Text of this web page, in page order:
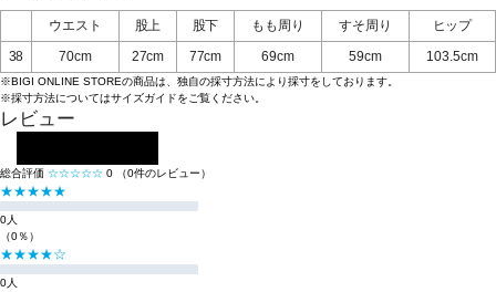
ウエスト 股上 股下 もも周り すそ周り
ヒップ
38
70cm 27cm 77cm 69cm 59cm 103.5cm
※BIGI ONLINE STOREの商品は、独自の採寸方法により採寸をしております。
※採寸方法についてはサイズガイドをご覧ください。
レビュー
総合評価 ☆☆☆☆☆ 0 （0件のレビュー）
★★★★★
0人
（0％）
★★★★☆
0人